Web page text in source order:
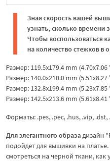
В
Зная скорость вашей
узнать, сколько времени
Чтобы воспользоваться
на количество стежков в
Размер: 119.5x179.4 mm (4.70x7.06
Размер: 140.0x210.0 mm (5.51x8.27
Размер: 132.8x199.4 mm (5.23x7.85
Размер: 142.5x213.6 mm (5.61x8.41
Форматы: .pes, .pec, .hus, .vip, .dst,
Для элегантного образа дизайн
подойдет для вышивки на
смотреться на черной ткани,